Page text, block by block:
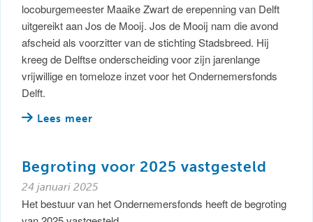
locoburgemeester Maaike Zwart de erepenning van Delft
uitgereikt aan Jos de Mooij. Jos de Mooij nam die avond
afscheid als voorzitter van de stichting Stadsbreed. Hij
kreeg de Delftse onderscheiding voor zijn jarenlange
vrijwillige en tomeloze inzet voor het Ondernemersfonds
Delft.
Lees meer
Begroting voor 2025 vastgesteld
24 januari 2025
Het bestuur van het Ondernemersfonds heeft de begroting